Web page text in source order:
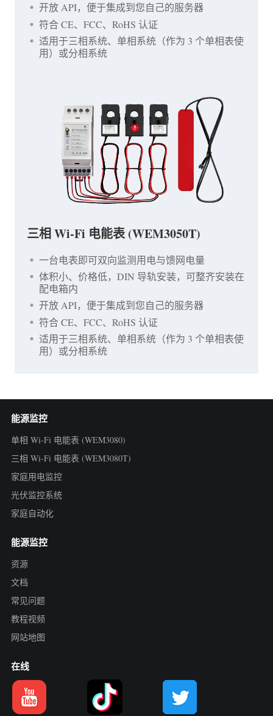
开放 API，便于集成到您自己的服务器
符合 CE、FCC、RoHS 认证
适用于三相系统、单相系统（作为 3 个单相表使
用）或分相系统
三相 Wi-Fi 电能表 (WEM3050T)
一台电表即可双向监测用电与馈网电量
体积小、价格低，DIN 导轨安装，可整齐安装在
配电箱内
开放 API，便于集成到您自己的服务器
符合 CE、FCC、RoHS 认证
适用于三相系统、单相系统（作为 3 个单相表使
用）或分相系统
能源监控
单相 Wi-Fi 电能表 (WEM3080)
三相 Wi-Fi 电能表 (WEM3080T)
家庭用电监控
光伏监控系统
家庭自动化
能源监控
资源
文档
常见问题
教程视频
网站地图
在线